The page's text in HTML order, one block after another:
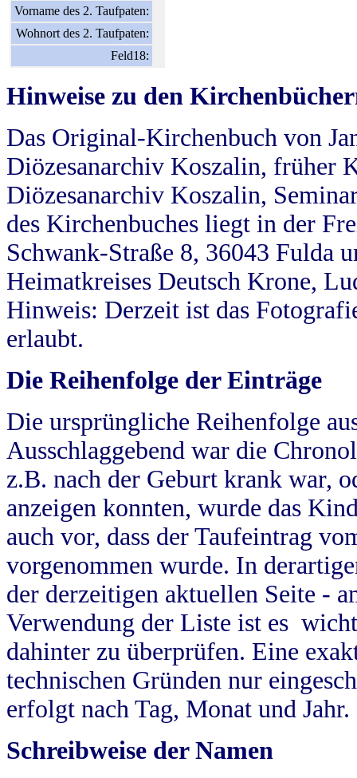
Vorname des 2. Taufpaten:
Wohnort des 2. Taufpaten:
Feld18:
Hinweise zu den
Das Original-Kirchenbuch von
Diözesanarchiv Koszalin, früher
Diözesanarchiv Koszalin,
des Kirchenbuches liegt in der
Schwank-Straße 8, 36043 Fulda
Heimatkreises Deutsch Krone,
Hinweis: Derzeit ist das
erlaubt.
Die Reihenfolge der Einträge
Die ursprüngliche Reihenfolge
Ausschlaggebend war die
z.B. nach der Geburt krank war,
anzeigen konnten, wurde das
auch vor, dass der Taufeintrag
vorgenommen wurde. In
der derzeitigen aktuellen Seite -
Verwendung der Liste ist es
dahinter zu überprüfen. Eine
technischen Gründen nur
erfolgt nach Tag, Monat und Jahr.
Schreibweise der Namen